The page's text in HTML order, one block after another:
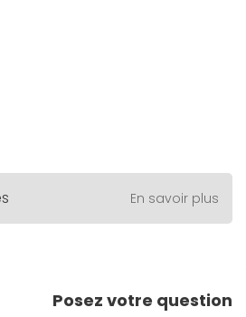
En savoir plus
Posez votre question